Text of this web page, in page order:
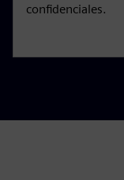
confidenciales.